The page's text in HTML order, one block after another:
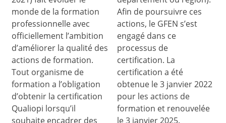
monde de la formation
professionnelle avec
officiellement l’ambition
d’améliorer la qualité des
actions de formation.
Tout organisme de
formation a l’obligation
d’obtenir la certification
Qualiopi lorsqu’il
souhaite encadrer des
Afin de poursuivre ces
actions, le GFEN s’est
engagé dans ce
processus de
certification. La
certification a été
obtenue le 3 janvier 2022
pour les actions de
formation et renouvelée
le 3 janvier 2025.